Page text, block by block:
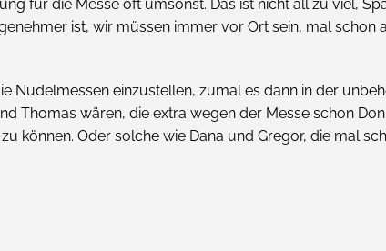
für die Messe oft umsonst. Das ist nicht all zu viel,
ist, wir müssen immer vor Ort sein, mal
Nudelmessen einzustellen, zumal es dann in der
Thomas wären, die extra wegen der Messe schon
können. Oder solche wie Dana und Gregor, die mal